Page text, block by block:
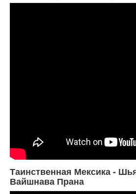
Таинственная Мексика -
Вайшнава Прана